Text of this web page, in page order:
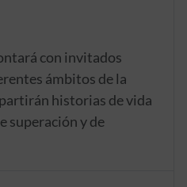
con invitados
ámbitos de la
historias de vida
superación y de